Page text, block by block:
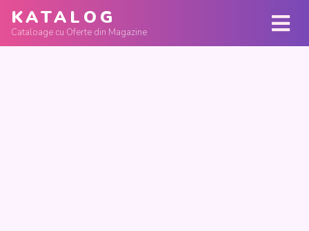
KATALOG
Cataloage cu Oferte din Magazine